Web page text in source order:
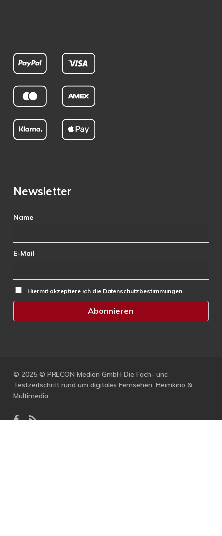
Newsletter
Name
E-Mail
Hiermit akzeptiere ich die Datenschutzbestimmungen.
© 2025 © PRECON Medien GmbH Die Fach- und
Testzeitschrift rund um digitales Fernsehen, Heimkino &
Multimedia.
facebook
RSS